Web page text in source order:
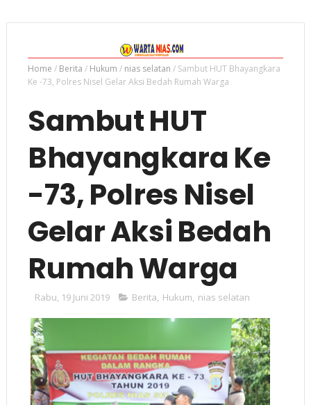
Home / Berita / Hukum / nias selatan / Sambut HUT Bhayangkara
Ke -73, Polres Nisel Gelar Aksi Bedah Rumah Warga
Sambut HUT
Bhayangkara Ke
-73, Polres Nisel
Gelar Aksi Bedah
Rumah Warga
Rabu, 19 Juni 2019 Berita, Hukum, nias selatan